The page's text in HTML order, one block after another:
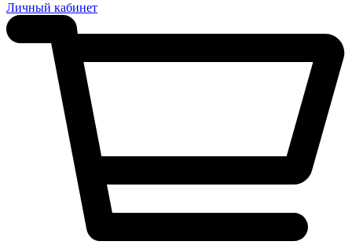
Личный кабинет